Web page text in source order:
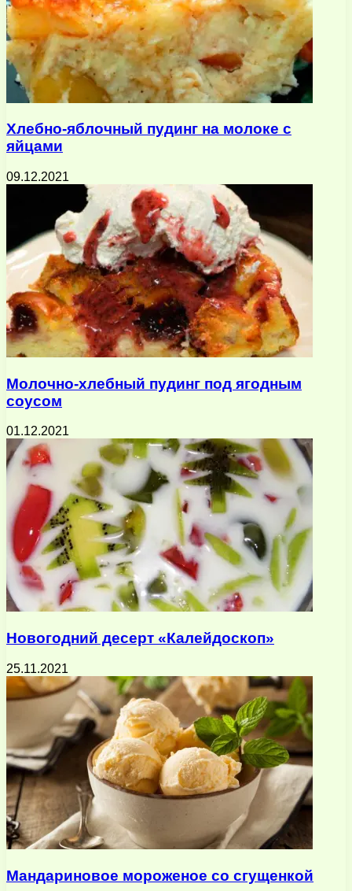
Хлебно-яблочный пудинг на молоке с
яйцами
09.12.2021
Молочно-хлебный пудинг под ягодным
соусом
01.12.2021
Новогодний десерт «Калейдоскоп»
25.11.2021
Мандариновое мороженое со сгущенкой